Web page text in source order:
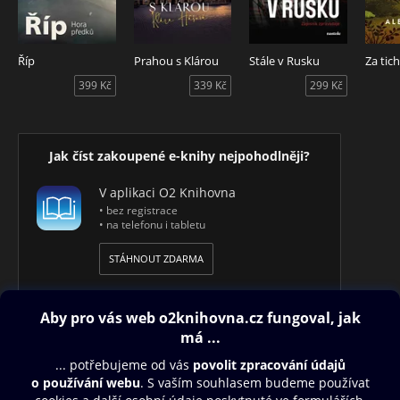
Říp
399 Kč
Prahou s Klárou
339 Kč
Stále v Rusku
299 Kč
Jak číst zakoupené e-knihy nejpohodlněji?
V aplikaci O2 Knihovna
• bez registrace
• na telefonu i tabletu
STÁHNOUT ZDARMA
Obsah ke stažení